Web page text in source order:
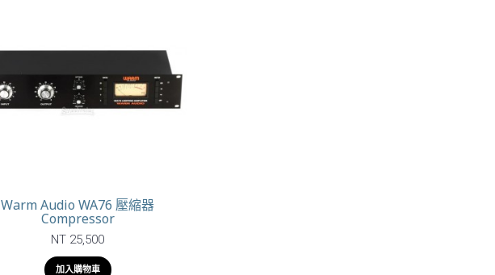
Warm Audio WA76 壓縮器
Compressor
NT 25,500
加入購物車